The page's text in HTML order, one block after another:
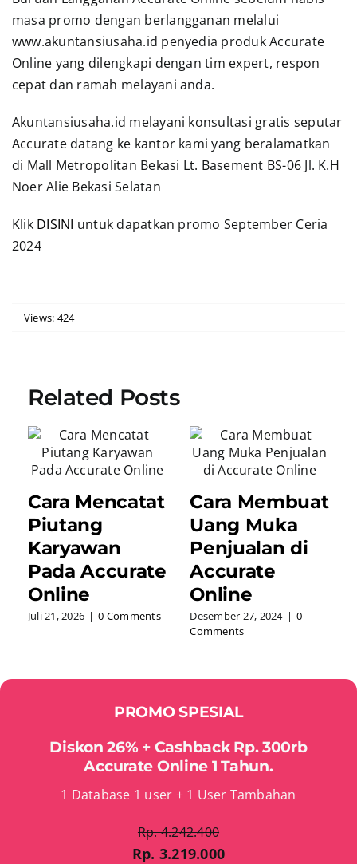
masa promo dengan berlangganan melalui
www.akuntansiusaha.id penyedia produk Accurate
Online yang dilengkapi dengan tim expert, respon
cepat dan ramah melayani anda.
Akuntansiusaha.id melayani konsultasi gratis seputar
Accurate datang ke kantor kami yang beralamatkan
di Mall Metropolitan Bekasi Lt. Basement BS-06 Jl. K.H
Noer Alie Bekasi Selatan
Klik DISINI untuk dapatkan promo September Ceria
2024
Views: 424
Related Posts
Cara Mencatat
Piutang
Karyawan
Pada Accurate
Online
Juli 21, 2026 | 0 Comments
Cara Membuat
Uang Muka
Penjualan di
Accurate
Online
Desember 27, 2024 | 0
Comments
PROMO SPESIAL
Diskon 26% + Cashback Rp. 300rb
Accurate Online 1 Tahun.
1 Database 1 user + 1 User Tambahan
Rp. 4.242.400
Rp. 3.219.000